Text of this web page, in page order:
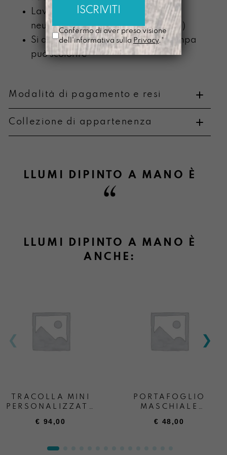
Lavabile a mano con detergente
neutro (senza componente alcolica)
Si ammorbidisce con l’uso e la stampa
può scolorire
Modalità di pagamento e resi
Collezione di appartenenza
LLUMI DIPINTO A MANO È
LLUMI DIPINTO A MANO È
ANCHE:
TRACOLLA MINI
PERSONALIZZATA
“ANDREA BOATTA”
€ 94,00
PORTAFOGLIO
MASCHIALE
€ 48,00
Confermo di aver preso visione
dell'informativa sulla Privacy.*